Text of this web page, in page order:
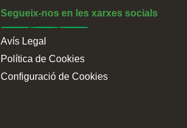
Segueix-nos en les xarxes socials
Avís Legal
Política de Cookies
Configuració de Cookies